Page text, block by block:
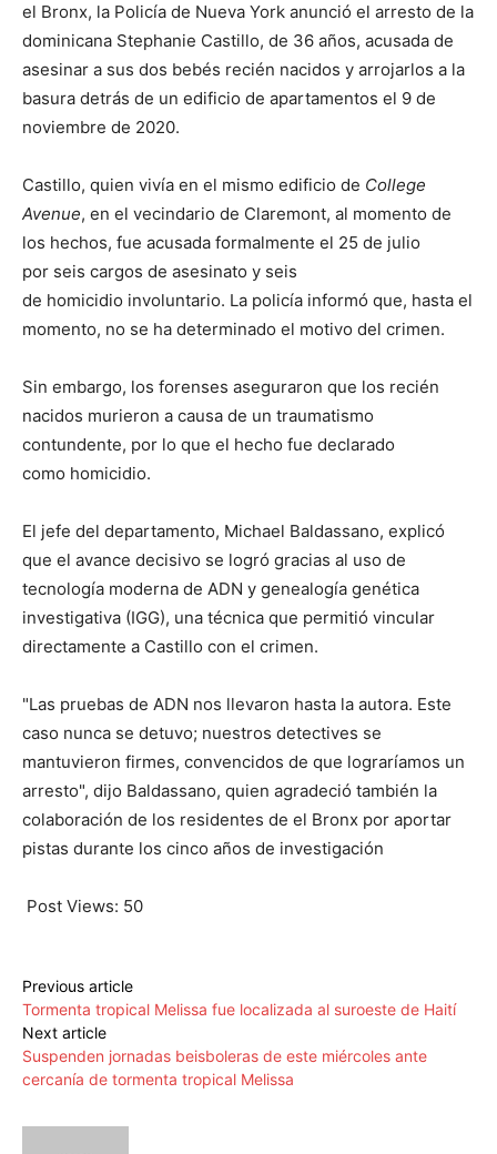
el Bronx, la Policía de Nueva York anunció el arresto de la
dominicana Stephanie Castillo, de 36 años, acusada de
asesinar a sus dos bebés recién nacidos y arrojarlos a la
basura detrás de un edificio de apartamentos el 9 de
noviembre de 2020.
Castillo, quien vivía en el mismo edificio de College
Avenue, en el vecindario de Claremont, al momento de
los hechos, fue acusada formalmente el 25 de julio
por seis cargos de asesinato y seis
de homicidio involuntario. La policía informó que, hasta el
momento, no se ha determinado el motivo del crimen.
Sin embargo, los forenses aseguraron que los recién
nacidos murieron a causa de un traumatismo
contundente, por lo que el hecho fue declarado
como homicidio.
El jefe del departamento, Michael Baldassano, explicó
que el avance decisivo se logró gracias al uso de
tecnología moderna de ADN y genealogía genética
investigativa (IGG), una técnica que permitió vincular
directamente a Castillo con el crimen.
"Las pruebas de ADN nos llevaron hasta la autora. Este
caso nunca se detuvo; nuestros detectives se
mantuvieron firmes, convencidos de que lograríamos un
arresto", dijo Baldassano, quien agradeció también la
colaboración de los residentes de el Bronx por aportar
pistas durante los cinco años de investigación
Post Views: 50
Previous article
Tormenta tropical Melissa fue localizada al suroeste de Haití
Next article
Suspenden jornadas beisboleras de este miércoles ante
cercanía de tormenta tropical Melissa